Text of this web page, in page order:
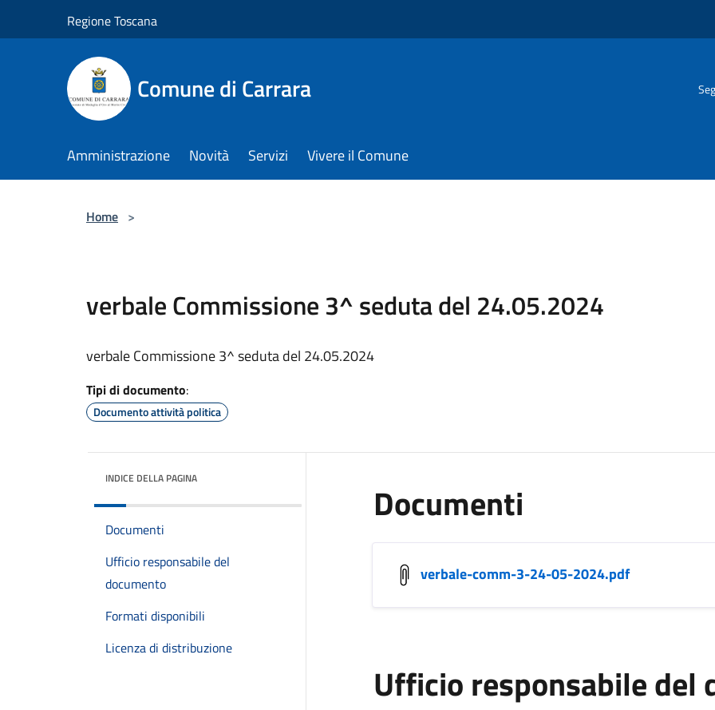
Regione Toscana
Comune di Carrara
Amministrazione Novità Servizi Vivere il Comune
Home >
verbale Commissione 3^ seduta del 24.05.2024
verbale Commissione 3^ seduta del 24.05.2024
Tipi di documento:
Documento attività politica
INDICE DELLA PAGINA
Documenti
Ufficio responsabile del
documento
Formati disponibili
Licenza di distribuzione
Documenti
verbale-comm-3-24-05-2024.pdf
Ufficio responsabile del